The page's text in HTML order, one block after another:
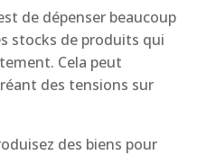
de dépenser beaucoup
stocks de produits qui
Cela peut
des tensions sur
des biens pour